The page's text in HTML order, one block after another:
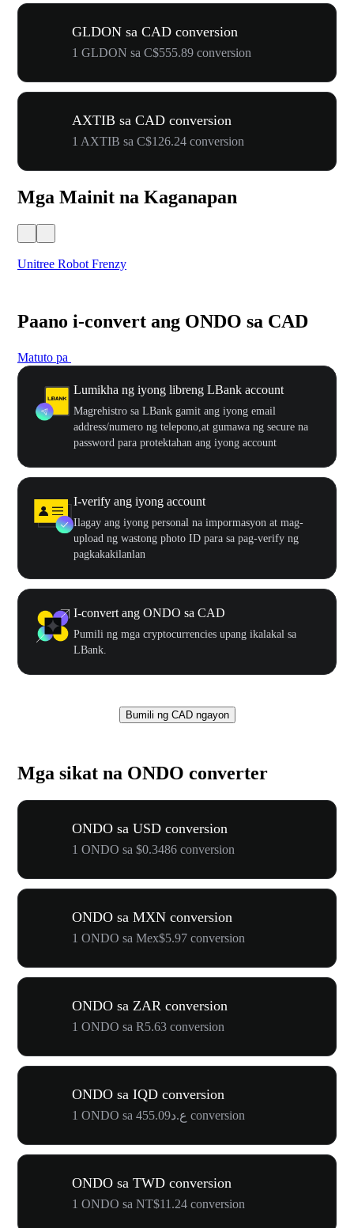
GLDON sa CAD conversion
1 GLDON sa C$555.89 conversion
AXTIB sa CAD conversion
1 AXTIB sa C$126.24 conversion
Mga Mainit na Kaganapan
Unitree Robot Frenzy
Paano i-convert ang ONDO sa CAD
Matuto pa
Lumikha ng iyong libreng LBank account
Magrehistro sa LBank gamit ang iyong email
address/numero ng telepono,at gumawa ng secure na
password para protektahan ang iyong account
I-verify ang iyong account
Ilagay ang iyong personal na impormasyon at mag-
upload ng wastong photo ID para sa pag-verify ng
pagkakakilanlan
I-convert ang ONDO sa CAD
Pumili ng mga cryptocurrencies upang ikalakal sa
LBank.
Bumili ng CAD ngayon
Mga sikat na ONDO converter
ONDO sa USD conversion
1 ONDO sa $0.3486 conversion
ONDO sa MXN conversion
1 ONDO sa Mex$5.97 conversion
ONDO sa ZAR conversion
1 ONDO sa R5.63 conversion
ONDO sa IQD conversion
1 ONDO sa ع.د455.09 conversion
ONDO sa TWD conversion
1 ONDO sa NT$11.24 conversion